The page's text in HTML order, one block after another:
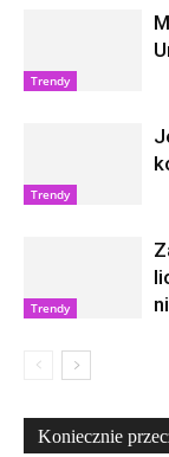
Trendy
Trendy
Trendy
Koniecznie